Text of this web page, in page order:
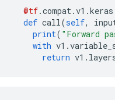
@tf.compat.v1 .keras
def call(self,
print( "Forward
with v1 .
return v1 .